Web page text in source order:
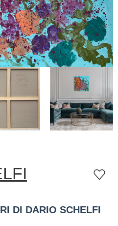
DI DARIO SCHELFI